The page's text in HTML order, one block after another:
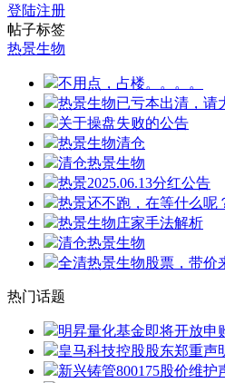
登陆注册
帖子标签
热景生物
不用点，占楼。。。。
热景生物已亏本出清，请
关于操盘失败的公告
热景生物清仓
清仓热景生物
热景2025.06.13分红公告
热景还不跑，在等什么呢
热景生物庄家手法解析
清仓热景生物
全清热景生物股票，带价
热门话题
明昇量化基金即将开放申
皇马科技控股股东郑重声
新兴铸管800175股价维护